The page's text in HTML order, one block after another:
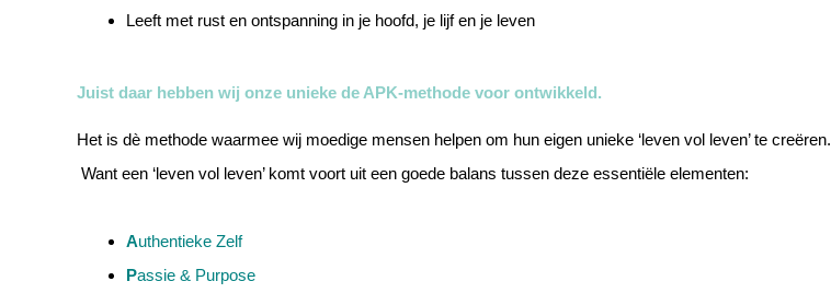
Leeft met rust en ontspanning in je hoofd, je lijf en je leven
Juist daar hebben wij onze unieke de APK-methode voor ontwikkeld.
Het is dè methode waarmee wij moedige mensen helpen om hun eigen unieke ‘leven vol leven’ te creëren.
Want een ‘leven vol leven’ komt voort uit een goede balans tussen deze essentiële elementen:
Authentieke Zelf
Passie & Purpose